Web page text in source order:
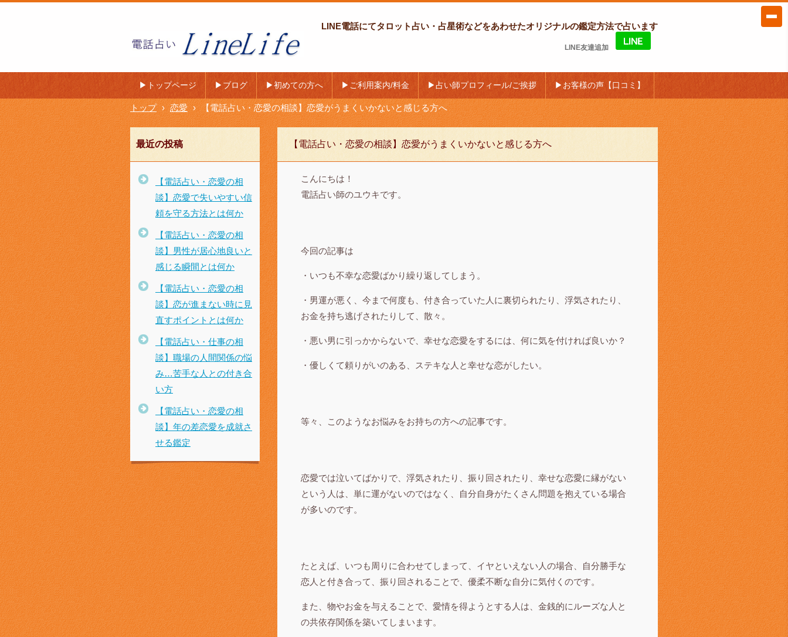
フ〜
LINE電話にてタロット占い・占星術などをあわせたオリジナルの鑑定方法で占います
LINE友達追加
▶トップページ ▶ブログ ▶初めての方へ ▶ご利用案内/料金 ▶占い師プロフィール/ご挨拶 ▶お客様の声【口コミ】
トップ › 恋愛 › 【電話占い・恋愛の相談】恋愛がうまくいかないと感じる方へ
【電話占い・恋愛の相談】恋愛がうまくいかないと感じる方へ
こんにちは！
電話占い師のユウキです。
今回の記事は
・いつも不幸な恋愛ばかり繰り返してしまう。
・男運が悪く、今まで何度も、付き合っていた人に裏切られたり、浮気されたり、
お金を持ち逃げされたりして、散々。
・悪い男に引っかからないで、幸せな恋愛をするには、何に気を付ければ良いか？
・優しくて頼りがいのある、ステキな人と幸せな恋がしたい。
等々、このようなお悩みをお持ちの方への記事です。
恋愛では泣いてばかりで、浮気されたり、振り回されたり、幸せな恋愛に縁がない
という人は、単に運がないのではなく、自分自身がたくさん問題を抱えている場合
が多いのです。
たとえば、いつも周りに合わせてしまって、イヤといえない人の場合、自分勝手な
恋人と付き合って、振り回されることで、優柔不断な自分に気付くのです。
また、物やお金を与えることで、愛情を得ようとする人は、金銭的にルーズな人と
の共依存関係を築いてしまいます。
最近の投稿
【電話占い・恋愛の相
談】恋愛で失いやすい信
頼を守る方法とは何か
【電話占い・恋愛の相
談】男性が居心地良いと
感じる瞬間とは何か
【電話占い・恋愛の相
談】恋が進まない時に見
直すポイントとは何か
【電話占い・仕事の相
談】職場の人間関係の悩
み…苦手な人との付き合
い方
【電話占い・恋愛の相
談】年の差恋愛を成就さ
せる鑑定